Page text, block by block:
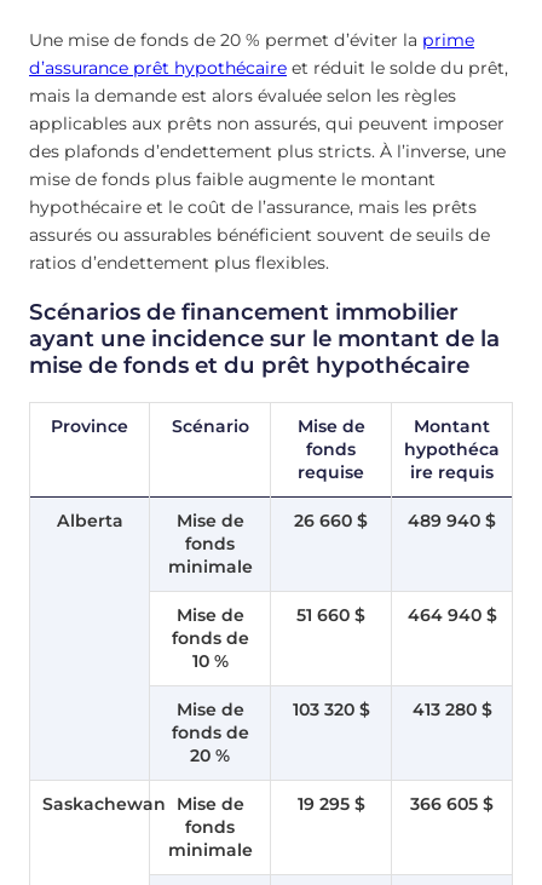
Une mise de fonds de 20 % permet d’éviter la prime
d’assurance prêt hypothécaire et réduit le solde du prêt,
mais la demande est alors évaluée selon les règles
applicables aux prêts non assurés, qui peuvent imposer
des plafonds d’endettement plus stricts. À l’inverse, une
mise de fonds plus faible augmente le montant
hypothécaire et le coût de l’assurance, mais les prêts
assurés ou assurables bénéficient souvent de seuils de
ratios d’endettement plus flexibles.
Scénarios de financement immobilier
ayant une incidence sur le montant de la
mise de fonds et du prêt hypothécaire
Province Scénario
Mise de
fonds
requise
Montant
hypothéca
ire requis
Alberta
Mise de
fonds
minimale
26 660 $ 489 940 $
Mise de
fonds de
10 %
51 660 $ 464 940 $
Mise de
fonds de
20 %
103 320 $ 413 280 $
Saskachewan
Mise de
fonds
minimale
19 295 $ 366 605 $